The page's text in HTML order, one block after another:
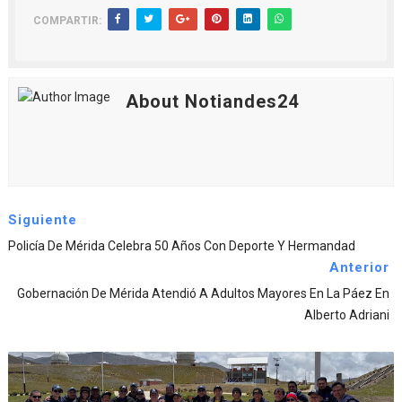
COMPARTIR:
About Notiandes24
Siguiente
Policía De Mérida Celebra 50 Años Con Deporte Y Hermandad
Anterior
Gobernación De Mérida Atendió A Adultos Mayores En La Páez En
Alberto Adriani